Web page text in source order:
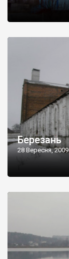
Березань
28 Вересня, 2009